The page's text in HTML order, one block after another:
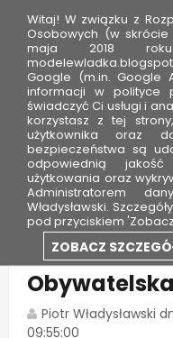
a
Syrena 103
Obywatelska
Piotr Władysławski
09:55:00
Witaj! W związku z
Osobowych (w
maja 2018
Google (m.in. Google
informacji w polityce
świadczyć Ci usługi i
korzystasz z tej
użytkownika oraz
bezpieczeństwa są
odpowiednią
użytkowania oraz
Administratorem
Władysławski.
pod przyciskiem
ZOBACZ